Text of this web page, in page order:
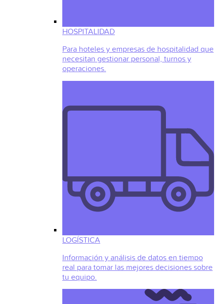
HOSPITALIDAD
Para hoteles y empresas de hospitalidad que
necesitan gestionar personal, turnos y
operaciones.
LOGÍSTICA
Información y análisis de datos en tiempo
real para tomar las mejores decisiones sobre
tu equipo.